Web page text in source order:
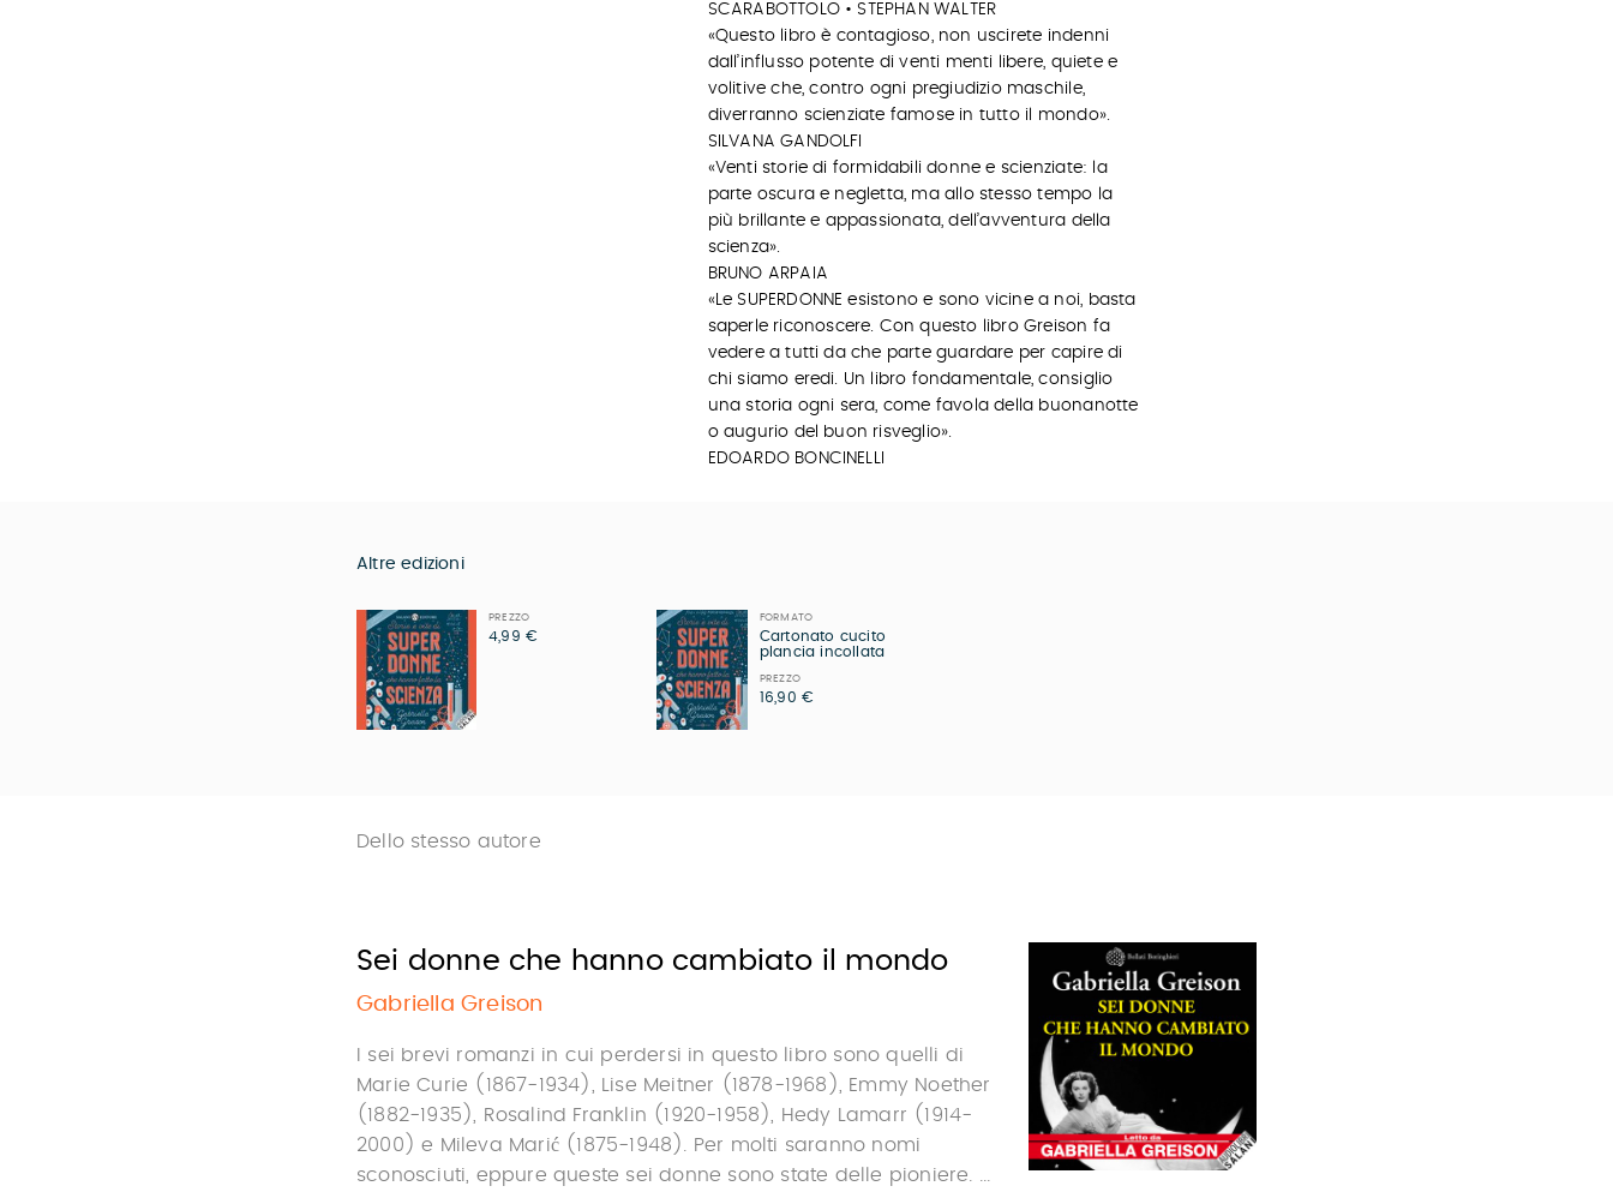
SCARABOTTOLO • STEPHAN WALTER
«Questo libro è contagioso, non uscirete indenni
dall’influsso potente di venti menti libere, quiete e
volitive che, contro ogni pregiudizio maschile,
diverranno scienziate famose in tutto il mondo».
SILVANA GANDOLFI
«Venti storie di formidabili donne e scienziate: la
parte oscura e negletta, ma allo stesso tempo la
più brillante e appassionata, dell’avventura della
scienza».
BRUNO ARPAIA
«Le SUPERDONNE esistono e sono vicine a noi, basta
saperle riconoscere. Con questo libro Greison fa
vedere a tutti da che parte guardare per capire di
chi siamo eredi. Un libro fondamentale, consiglio
una storia ogni sera, come favola della buonanotte
o augurio del buon risveglio».
EDOARDO BONCINELLI
Altre edizioni
PREZZO
4,99 €
FORMATO
Cartonato cucito
plancia incollata
PREZZO
16,90 €
Dello stesso autore
Sei donne che hanno cambiato il mondo
Gabriella Greison
I sei brevi romanzi in cui perdersi in questo libro sono quelli di
Marie Curie (1867-1934), Lise Meitner (1878-1968), Emmy Noether
(1882-1935), Rosalind Franklin (1920-1958), Hedy Lamarr (1914-
2000) e Mileva Marić (1875-1948). Per molti saranno nomi
sconosciuti, eppure queste sei donne sono state delle pioniere. ...